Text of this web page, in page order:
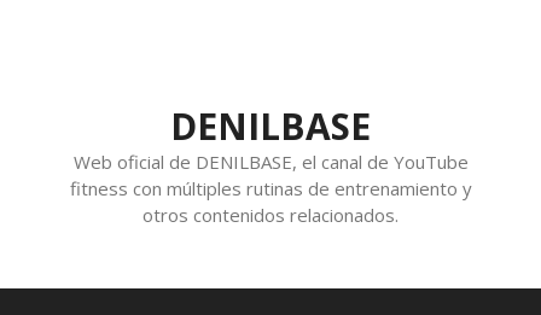
DENILBASE
Web oficial de DENILBASE, el canal de YouTube
fitness con múltiples rutinas de entrenamiento y
otros contenidos relacionados.